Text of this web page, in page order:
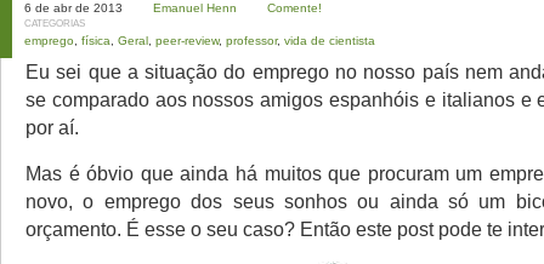
6 de abr de 2013 Emanuel Henn Comente!
CATEGORIAS
emprego física Geral peer-review, professor, vida de cientista
Eu sei que a situação do emprego no nosso país nem
se comparado aos nossos amigos espanhóis e italianos e
por aí.
Mas é óbvio que ainda há muitos que procuram um
novo, o emprego dos seus sonhos ou ainda só um
orçamento. É esse o seu caso? Então este post pode te